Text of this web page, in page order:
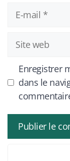
mail
Site
web
Enregistrer
dans le